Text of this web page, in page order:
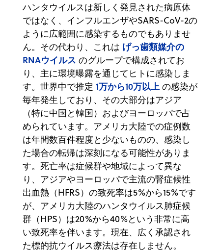
ハンタウイルスは新しく発見された病原体
ではなく、インフルエンザやSARS-CoV-2の
ように広範囲に感染するものでもありませ
ん。その代わり、これは げっ歯類媒介の
RNAウイルス のグループで構成されてお
り、主に環境曝露を通じてヒトに感染しま
す。世界中で推定 1万から10万以上 の感染が
毎年発生しており、その大部分はアジア
（特に中国と韓国）およびヨーロッパで占
められています。アメリカ大陸での症例数
は年間数百件程度と少ないものの、感染し
た場合の転帰は深刻になる可能性がありま
す。死亡率は症候群や地域によって異な
り、アジアやヨーロッパで主流の腎症候性
出血熱（HFRS）の致死率は5%から15%です
が、アメリカ大陸のハンタウイルス肺症候
群（HPS）は20%から40%という非常に高
い致死率を伴います。現在、広く承認され
た標的抗ウイルス療法は存在しません。